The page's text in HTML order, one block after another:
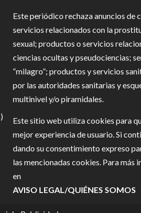
Este periódico rechaza anuncios de
servicios relacionados con la
sexual; productos o servicios
ciencias ocultas y pseudociencias;
“milagro”; productos y servicios
por las autoridades sanitarias y
multinivel y/o piramidales.
Este sitio web utiliza cookies para
mejor experiencia de usuario. Si
dando su consentimiento expreso
las mencionadas cookies. Para más
en
AVISO LEGAL/QUIÉNES SOMOS